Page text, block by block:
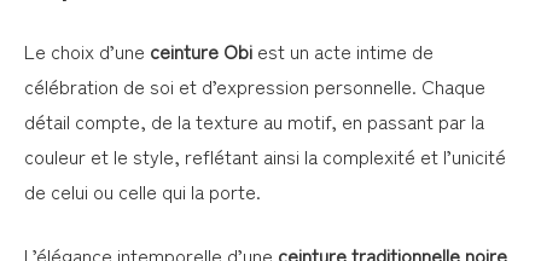
Le choix d’une ceinture Obi est un acte intime de
célébration de soi et d’expression personnelle. Chaque
détail compte, de la texture au motif, en passant par la
couleur et le style, reflétant ainsi la complexité et l’unicité
de celui ou celle qui la porte.
L’élégance intemporelle d’une ceinture traditionnelle noire